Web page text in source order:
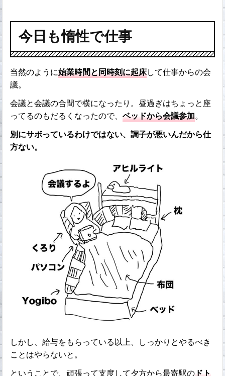
今日も惰性で仕事
当然のように始業時間と同時刻に起床して仕事からの会
議。
会議と会議の合間で横になったり。昼過ぎはちょっと座
ってるのもだるくなったので、ベッドから会議参加。
別にサボっているわけではない、調子が悪いんだから仕
方ない。
しかし、給与をもらっている以上、しっかりとやるべき
ことはやらないと。
ということで、頑張って支度して夕方から最寄駅のドト